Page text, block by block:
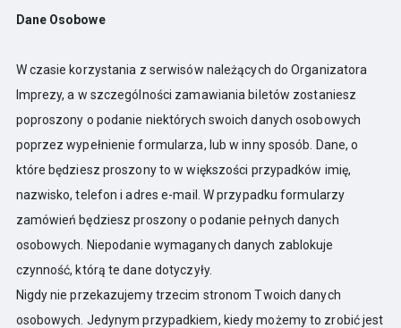
Dane Osobowe
W czasie korzystania z serwisów należących do Organizatora
Imprezy, a w szczególności zamawiania biletów zostaniesz
poproszony o podanie niektórych swoich danych osobowych
poprzez wypełnienie formularza, lub w inny sposób. Dane, o
które będziesz proszony to w większości przypadków imię,
nazwisko, telefon i adres e-mail. W przypadku formularzy
zamówień będziesz proszony o podanie pełnych danych
osobowych. Niepodanie wymaganych danych zablokuje
czynność, którą te dane dotyczyły.
Nigdy nie przekazujemy trzecim stronom Twoich danych
osobowych. Jedynym przypadkiem, kiedy możemy to zrobić jest